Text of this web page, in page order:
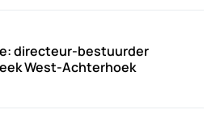
directeur-bestuurder
West-Achterhoek